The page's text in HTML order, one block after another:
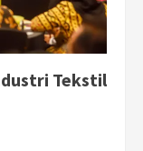
Tekstil